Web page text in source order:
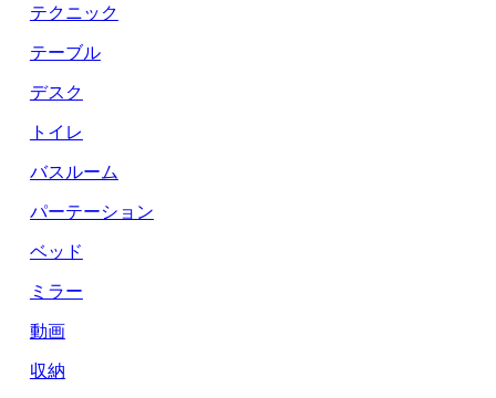
テクニック
テーブル
デスク
トイレ
バスルーム
パーテーション
ベッド
ミラー
動画
収納